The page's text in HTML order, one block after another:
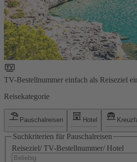
TV-Bestellnummer einfach als Reiseziel
Reisekategorie
Pauschalreisen Hotel
Suchkriterien für Pauschalreisen
Reiseziel/ TV-Bestellnummer/ Hotel